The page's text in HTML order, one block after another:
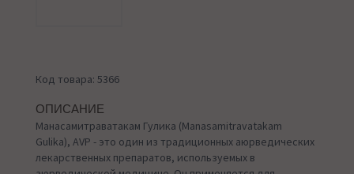
Код товара: 5366
ОПИСАНИЕ
Манасамитраватакам Гулика (Manasamitravatakam
Gulika), AVP - это один из традиционных аюрведических
лекарственных препаратов, используемых в